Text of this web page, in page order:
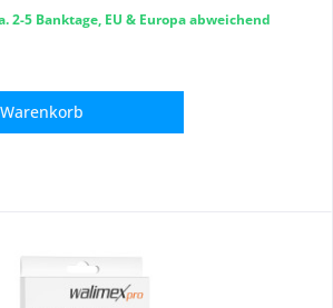
2-5 Banktage, EU & Europa abweichend
Warenkorb